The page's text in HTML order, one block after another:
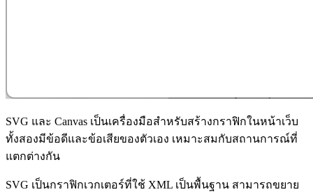
SVG และ Canvas เป็นเครื่องมือสำหรับสร้างกราฟิกในหน้าเว็บ
ทั้งสองมีข้อดีและข้อเสียของตัวเอง เหมาะสมกับสถานการณ์ที่
แตกต่างกัน
SVG เป็นกราฟิกเวกเตอร์ที่ใช้ XML เป็นพื้นฐาน สามารถขยาย